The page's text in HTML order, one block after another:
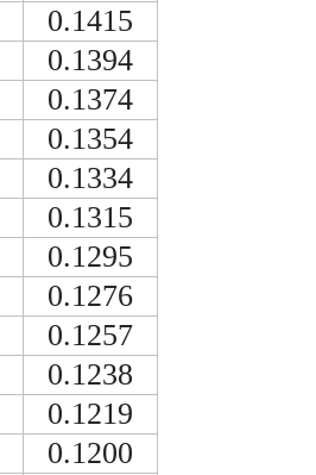
0.1415
0.1394
0.1374
0.1354
0.1334
0.1315
0.1295
0.1276
0.1257
0.1238
0.1219
0.1200